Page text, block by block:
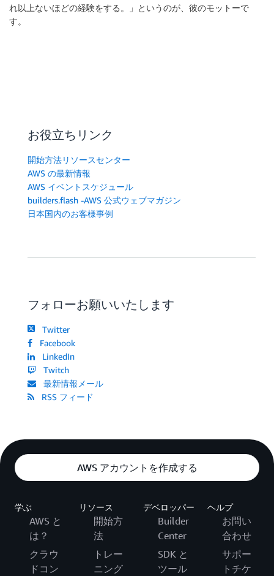
れ以上ないほどの経験をする。」というのが、彼のモットーで
す。
お役立ちリンク
開始方法リソースセンター
AWS の最新情報
AWS イベントスケジュール
builders.flash -AWS 公式ウェブマガジン
日本国内のお客様事例
フォローお願いいたします
Twitter
Facebook
LinkedIn
Twitch
最新情報メール
RSS フィード
AWS アカウントを作成する
学ぶ
AWS と
は？
クラウ
ドコン
リソース
開始方
法
トレー
ニング
デベロッパー
Builder
Center
SDK と
ツール
ヘルプ
お問い
合わせ
サポー
トチケ